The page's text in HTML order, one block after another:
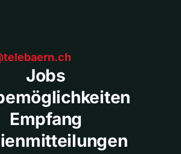
Jobs
Empfang